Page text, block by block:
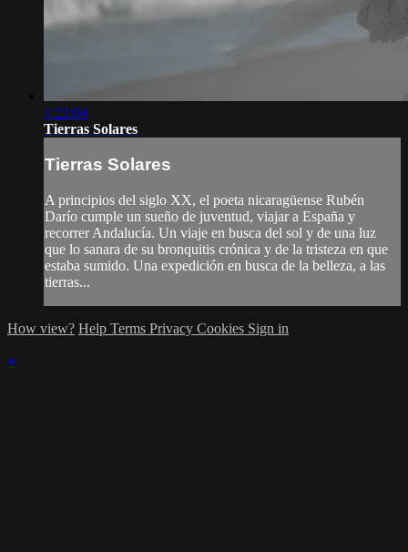
1:22:04
Tierras Solares
Tierras Solares
A principios del siglo XX, el poeta nicaragüense Rubén
Darío cumple un sueño de juventud, viajar a España y
recorrer Andalucía. Un viaje en busca del sol y de una luz
que lo sanara de su bronquitis crónica y de la tristeza en que
estaba sumido. Una expedición en busca de la belleza, a las
tierras...
How view? Help Terms Privacy Cookies Sign in
×